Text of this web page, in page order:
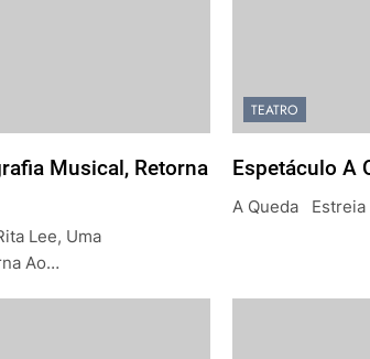
Musical, Retorna
Lee, Uma
Ao…
TEATRO
Espetáculo A
A Queda Estreia